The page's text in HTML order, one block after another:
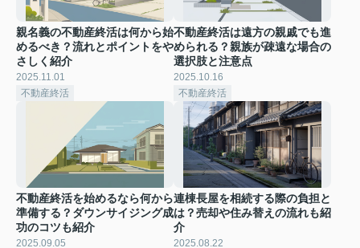
親名義の不動産終活は何から始
めるべき？流れとポイントをや
さしく紹介
2025.11.01
不動産終活
不動産終活は遠方の親戚でも進
められる？親族が疎遠な場合の
選択肢と注意点
2025.10.16
不動産終活
不動産終活を始めるなら何から
準備する？ダウンサイジング成
功のコツも紹介
2025.09.05
連棟長屋を相続する際の負担と
は？売却や住み替えの流れも紹
介
2025.08.22